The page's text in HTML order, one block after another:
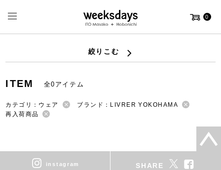
0
絞りこむ
ITEM 全0アイテム
カテゴリ：ウェア
ブランド：LIVRER YOKOHAMA
再入荷商品
instagram SHARE